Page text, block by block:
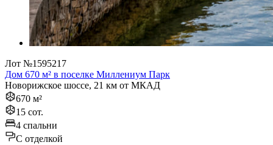
Лот №1595217
Дом 670 м² в поселке Миллениум Парк
Новорижское шоссе, 21 км от МКАД
670 м²
15 сот.
4 спальни
C отделкой